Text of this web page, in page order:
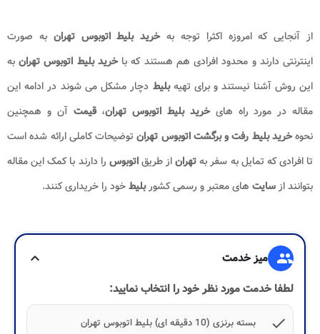
از آنجایی که امروزه اکثرا توجه بهخرید بلیط اتوبوس تهرانبه صورت
اینترنتی دارند و محدود افرادی هم هستند که باخرید بلیط اتوبوس تهران به
این روش آشنا نیستند و برای تهیهبلیط دچار مشکل می شوند در ادامه این
مقاله در مورد راه هایخرید بلیط اتوبوس تهران،قیمتآن و همچنین
نحوهخرید بلیط رفت و برگشت اتوبوس تهران توضیحات کاملی ارائه شده است
تا افرادی که تمایل به سفر بهتهراناز طریقاتوبوس را دارند با کمک این مقاله
بتوانند ازسایت های معتبر و رسمی کشوربلیطخود را خریداری کنند.
group میز خدمت
expand_more
لطفا خدمت مورد نظر خود را انتخاب نمایید:
check
بسته برنزی (10 دقیقه ای) بلیط اتوبوس تهران